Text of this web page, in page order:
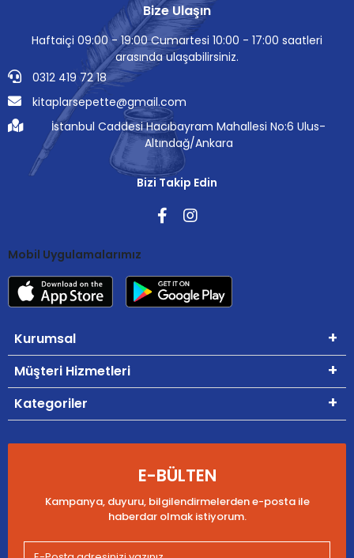
Bize Ulaşın
Haftaiçi 09:00 - 19:00 Cumartesi 10:00 - 17:00 saatleri
arasında ulaşabilirsiniz.
0312 419 72 18
kitaplarsepette@gmail.com
İstanbul Caddesi Hacıbayram Mahallesi No:6 Ulus-
Altındağ/Ankara
Bizi Takip Edin
Mobil Uygulamalarımız
Kurumsal
Müşteri Hizmetleri
Kategoriler
E-BÜLTEN
Kampanya, duyuru, bilgilendirmelerden e-posta ile
haberdar olmak istiyorum.